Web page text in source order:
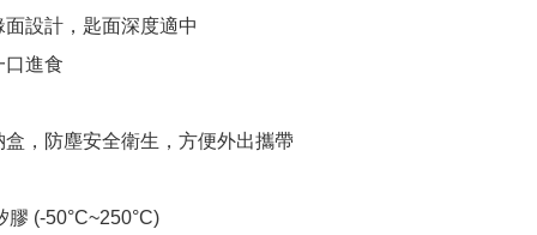
面設計，匙面深度適中
口進食
盒，防塵安全衛生，方便外出攜帶
膠 (-50°C~250°C)